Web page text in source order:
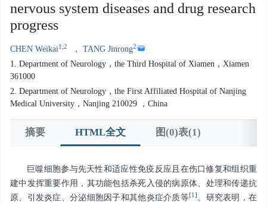
nervous system diseases and drug research
progress
CHEN Weikai1,2 ， TANG Jinrong2
1. Department of Neurology，the Third Hospital of Xiamen，Xiamen
361000
2. Department of Neurology，the First Affiliated Hospital of Nanjing
Medical University，Nanjing 210029 ，China
摘要 HTML全文 图(0)表(1)
巨噬细胞参与先天性和适应性免疫反应且在伤口修复和组织重
建中发挥重要作用，其功能包括杀死入侵的病原体、处理和传递抗
原、引发炎症、分泌细胞因子和其他炎症介质等[1 ] 。研究表明，在